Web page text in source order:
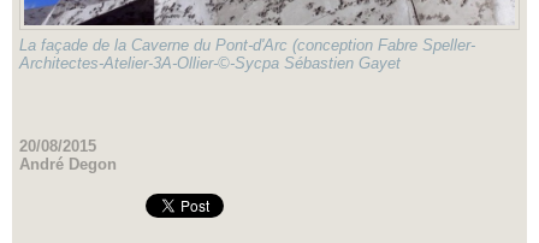
La façade de la Caverne du Pont-d'Arc (conception Fabre Speller-
Architectes-Atelier-3A-Ollier-©-Sycpa Sébastien Gayet
20/08/2015
André Degon